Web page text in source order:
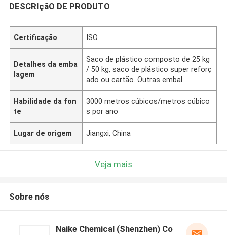
DESCRIçãO DE PRODUTO
Certificação ISO
Detalhes da emba
lagem
Saco de plástico composto de 25 kg
/ 50 kg, saco de plástico super reforç
ado ou cartão. Outras embal
Habilidade da fon
te
3000 metros cúbicos/metros cúbico
s por ano
Lugar de origem Jiangxi, China
Veja mais
Sobre nós
Naike Chemical (Shenzhen) Co